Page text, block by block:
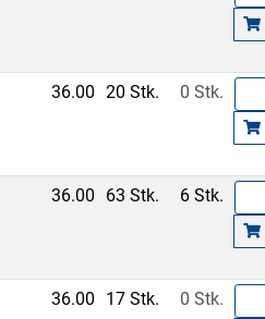
36.00 20 Stk. 0 Stk.
36.00 63 Stk. 6 Stk.
36.00 17 Stk. 0 Stk.